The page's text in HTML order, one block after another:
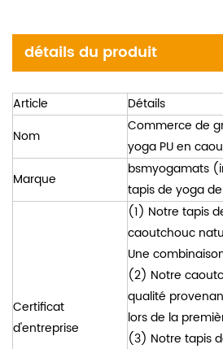
détails du produit
Article
Détails
Nom
Commerce de
yoga PU en
Marque
bsmyogamats
tapis de yoga
Certificat
d'entreprise
(1) Notre tapis
caoutchouc
Une
(2) Notre
qualité
lors de la
(3) Notre tapis